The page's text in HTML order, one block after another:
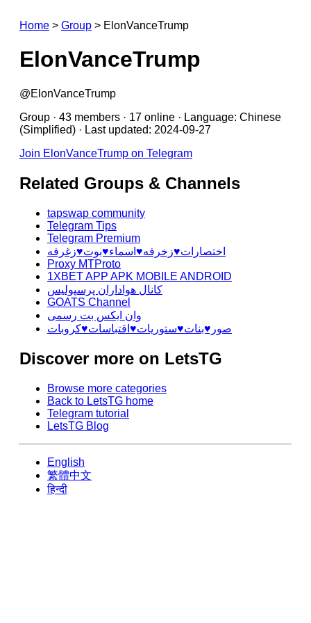
Home > Group > ElonVanceTrump
ElonVanceTrump
@ElonVanceTrump
Group · 43 members · 17 online · Language: Chinese
(Simplified) · Last updated: 2024-09-27
Join ElonVanceTrump on Telegram
Related Groups & Channels
tapswap community
Telegram Tips
Telegram Premium
اختصارات♥️زخرفه♥️اسماء♥️بوت♥️زغرفه
Proxy MTProto
1XBET APP APK MOBILE ANDROID
کانال هواداران پرسپولیس
GOATS Channel
وان ایکس بت رسمی
صور♥️بنات♥️ستوريات♥️اقتباسات♥️كروبات
Discover more on LetsTG
Browse more categories
Back to LetsTG home
Telegram tutorial
LetsTG Blog
English
繁體中文
हिन्दी